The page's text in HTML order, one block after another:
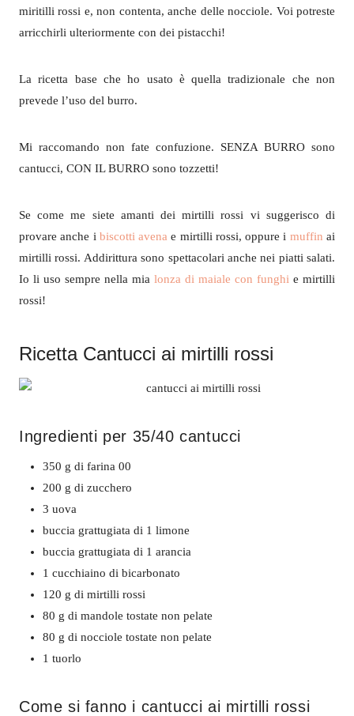
miritilli rossi e, non contenta, anche delle nocciole. Voi potreste
arricchirli ulteriormente con dei pistacchi!
La ricetta base che ho usato è quella tradizionale che non
prevede l’uso del burro.
Mi raccomando non fate confuzione. SENZA BURRO sono
cantucci, CON IL BURRO sono tozzetti!
Se come me siete amanti dei mirtilli rossi vi suggerisco di
provare anche i biscotti avena e mirtilli rossi, oppure i muffin ai
mirtilli rossi. Addirittura sono spettacolari anche nei piatti salati.
Io li uso sempre nella mia lonza di maiale con funghi e mirtilli
rossi!
Ricetta Cantucci ai mirtilli rossi
Ingredienti per 35/40 cantucci
350 g di farina 00
200 g di zucchero
3 uova
buccia grattugiata di 1 limone
buccia grattugiata di 1 arancia
1 cucchiaino di bicarbonato
120 g di mirtilli rossi
80 g di mandole tostate non pelate
80 g di nocciole tostate non pelate
1 tuorlo
Come si fanno i cantucci ai mirtilli rossi